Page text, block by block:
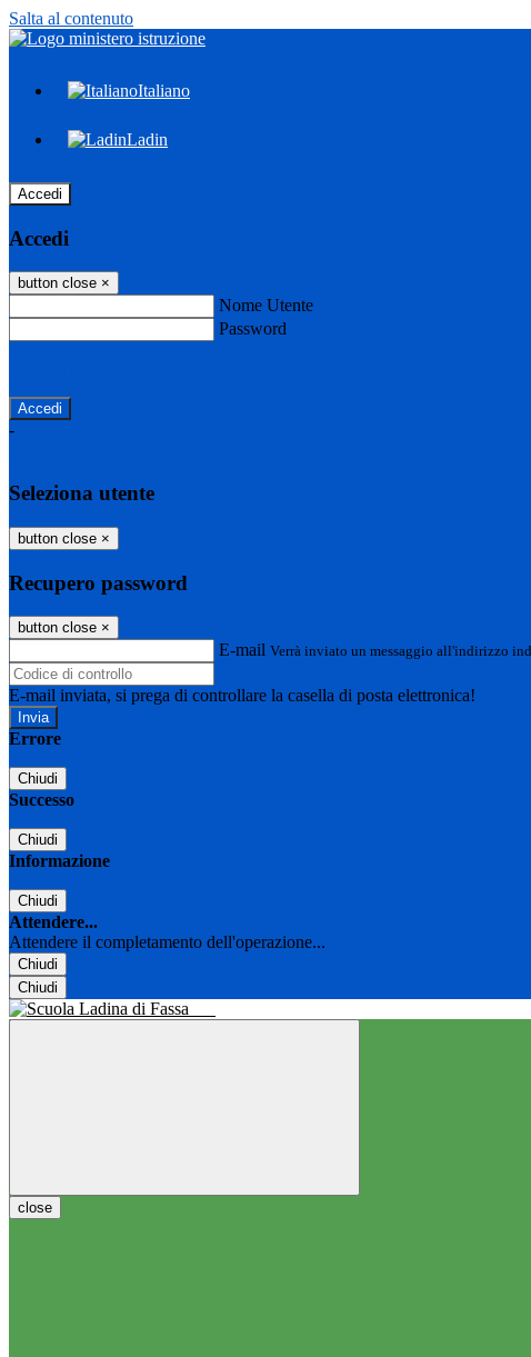
Salta al contenuto
Italiano
Ladin
Accedi
Accedi
button close ×
Nome Utente
Password
-
Seleziona utente
button close ×
Recupero password
button close ×
E-mail Verrà inviato un messaggio all'indirizzo
E-mail inviata, si prega di controllare la casella di posta elettronica!
Errore
Chiudi
Successo
Chiudi
Informazione
Chiudi
Attendere...
Attendere il completamento dell'operazione...
Chiudi
Chiudi
close